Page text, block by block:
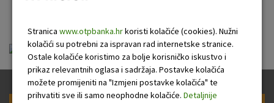
O nama OTP Dnevno financijsko izvješće.pdf
Stranica www.otpbanka.hrkoristi kolačiće (cookies). Nužni
kolačići su potrebni za ispravan rad internetske stranice.
Ostale kolačiće koristimo za bolje korisničko iskustvo i
prikaz relevantnih oglasa i sadržaja. Postavke kolačića
možete promijeniti na "Izmjeni postavke kolačića" te
prihvatiti sve ili samo neophodne kolačiće. Detaljnije